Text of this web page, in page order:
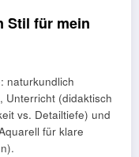
Stil für mein
naturkundlich
Unterricht (didaktisch
vs. Detailtiefe) und
für klare